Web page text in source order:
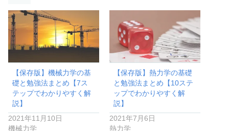
【保存版】機械力学の基
礎と勉強法まとめ【7ス
テップでわかりやすく解
説】
2021年11月10日
機械力学
【保存版】熱力学の基礎
と勉強法まとめ【10ステ
ップでわかりやすく解
説】
2021年7月6日
熱力学